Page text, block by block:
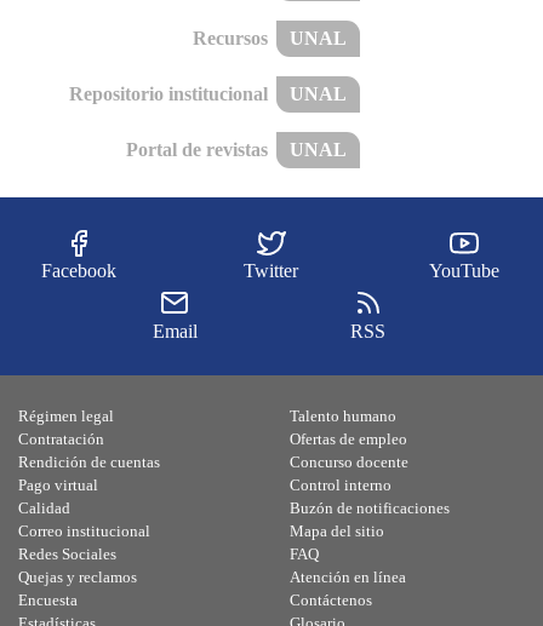
Recursos UNAL
Repositorio institucional UNAL
Portal de revistas UNAL
Facebook Twitter YouTube
Email RSS
Régimen legal
Contratación
Rendición de cuentas
Pago virtual
Calidad
Talento humano
Ofertas de empleo
Concurso docente
Control interno
Buzón de notificaciones
Correo institucional
Redes Sociales
Quejas y reclamos
Encuesta
Mapa del sitio
FAQ
Atención en línea
Contáctenos